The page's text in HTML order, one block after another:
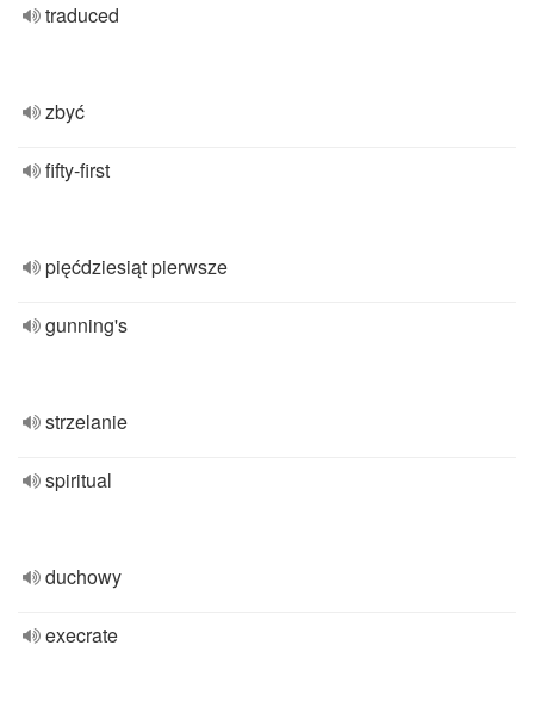
traduced
zbyć
fifty-first
pięćdziesiąt pierwsze
gunning's
strzelanie
spiritual
duchowy
execrate